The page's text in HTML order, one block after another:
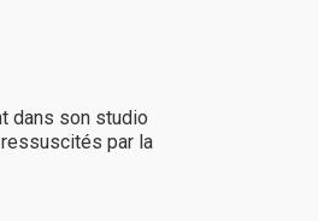
dans son studio
par la